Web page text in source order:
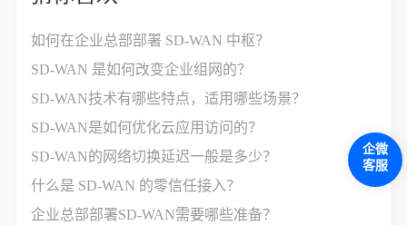
如何在企业总部部署 SD-WAN 中枢？
SD-WAN 是如何改变企业组网的？
SD-WAN技术有哪些特点，适用哪些场景？
SD-WAN是如何优化云应用访问的？
SD-WAN的网络切换延迟一般是多少？
什么是 SD-WAN 的零信任接入？
企业总部部署SD-WAN需要哪些准备？
企微
客服